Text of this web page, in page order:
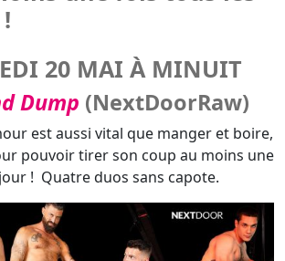
est aussi vital que manger et boire,
! Quatre duos sans capote.
casting varié des plus appétissants !!!